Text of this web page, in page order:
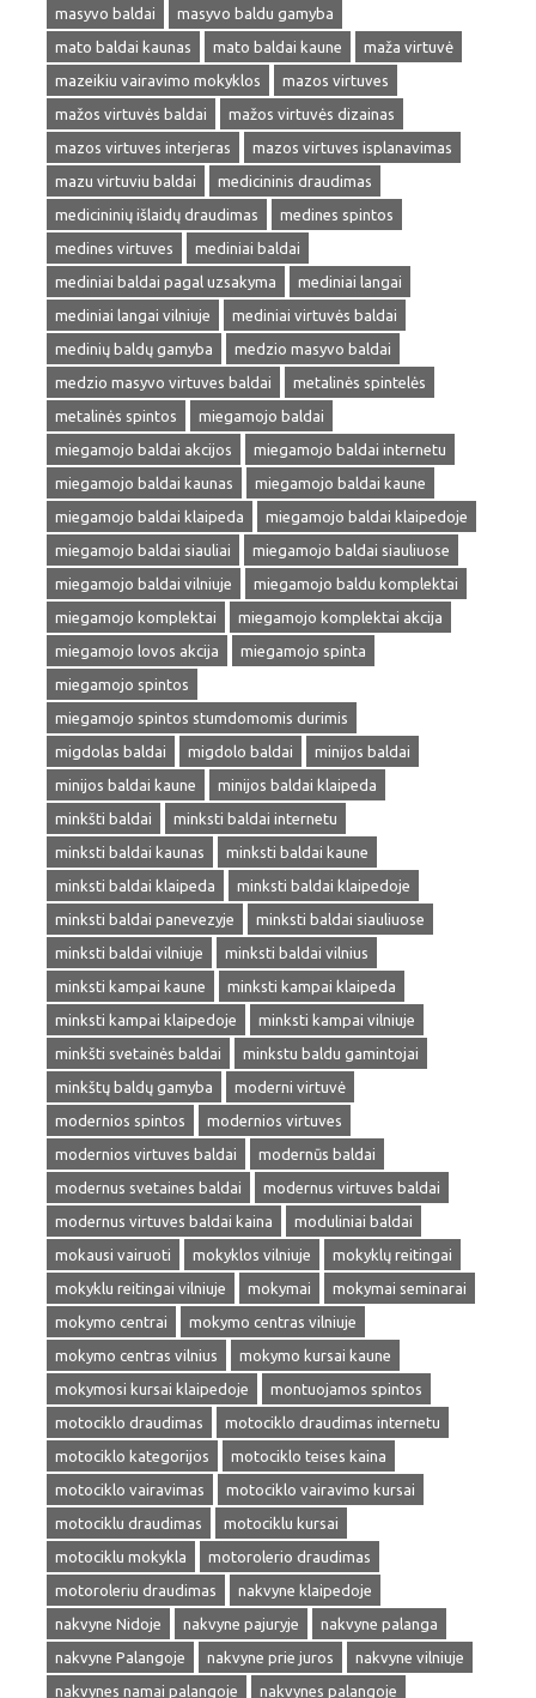
masyvo baldai
masyvo baldu gamyba
mato baldai kaunas
mato baldai kaune
maža virtuvė
mazeikiu vairavimo mokyklos
mazos virtuves
mažos virtuvės baldai
mažos virtuvės dizainas
mazos virtuves interjeras
mazos virtuves isplanavimas
mazu virtuviu baldai
medicininis draudimas
medicininių išlaidų draudimas
medines spintos
medines virtuves
mediniai baldai
mediniai baldai pagal uzsakyma
mediniai langai
mediniai langai vilniuje
mediniai virtuvės baldai
medinių baldų gamyba
medzio masyvo baldai
medzio masyvo virtuves baldai
metalinės spintelės
metalinės spintos
miegamojo baldai
miegamojo baldai akcijos
miegamojo baldai internetu
miegamojo baldai kaunas
miegamojo baldai kaune
miegamojo baldai klaipeda
miegamojo baldai klaipedoje
miegamojo baldai siauliai
miegamojo baldai siauliuose
miegamojo baldai vilniuje
miegamojo baldu komplektai
miegamojo komplektai
miegamojo komplektai akcija
miegamojo lovos akcija
miegamojo spinta
miegamojo spintos
miegamojo spintos stumdomomis durimis
migdolas baldai
migdolo baldai
minijos baldai
minijos baldai kaune
minijos baldai klaipeda
minkšti baldai
minksti baldai internetu
minksti baldai kaunas
minksti baldai kaune
minksti baldai klaipeda
minksti baldai klaipedoje
minksti baldai panevezyje
minksti baldai siauliuose
minksti baldai vilniuje
minksti baldai vilnius
minksti kampai kaune
minksti kampai klaipeda
minksti kampai klaipedoje
minksti kampai vilniuje
minkšti svetainės baldai
minkstu baldu gamintojai
minkštų baldų gamyba
moderni virtuvė
modernios spintos
modernios virtuves
modernios virtuves baldai
modernūs baldai
modernus svetaines baldai
modernus virtuves baldai
modernus virtuves baldai kaina
moduliniai baldai
mokausi vairuoti
mokyklos vilniuje
mokyklų reitingai
mokyklu reitingai vilniuje
mokymai
mokymai seminarai
mokymo centrai
mokymo centras vilniuje
mokymo centras vilnius
mokymo kursai kaune
mokymosi kursai klaipedoje
montuojamos spintos
motociklo draudimas
motociklo draudimas internetu
motociklo kategorijos
motociklo teises kaina
motociklo vairavimas
motociklo vairavimo kursai
motociklu draudimas
motociklu kursai
motociklu mokykla
motorolerio draudimas
motoroleriu draudimas
nakvyne klaipedoje
nakvyne Nidoje
nakvyne pajuryje
nakvyne palanga
nakvyne Palangoje
nakvyne prie juros
nakvyne vilniuje
nakvynes namai palangoje
nakvynes palangoje